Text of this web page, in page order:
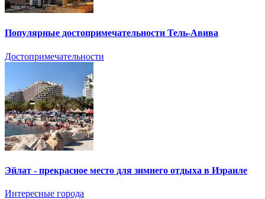
Популярные достопримечательности Тель-Авива
Достопримечательности
Эйлат - прекрасное место для зимнего отдыха в Израиле
Интересные города